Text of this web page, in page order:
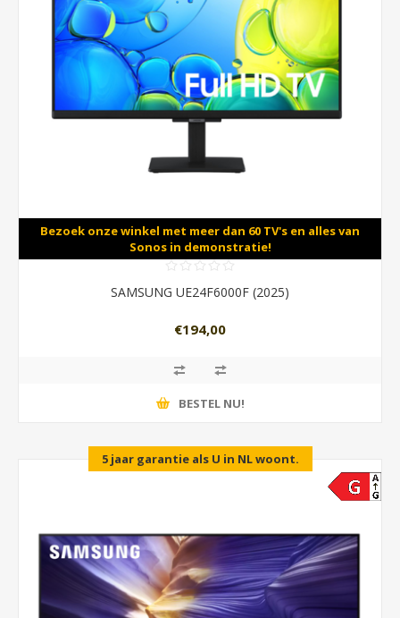
Bezoek onze winkel met meer dan 60 TV's en alles van
Sonos in demonstratie!
SAMSUNG UE24F6000F (2025)
€194,00
BESTEL NU!
5 jaar garantie als U in NL woont.